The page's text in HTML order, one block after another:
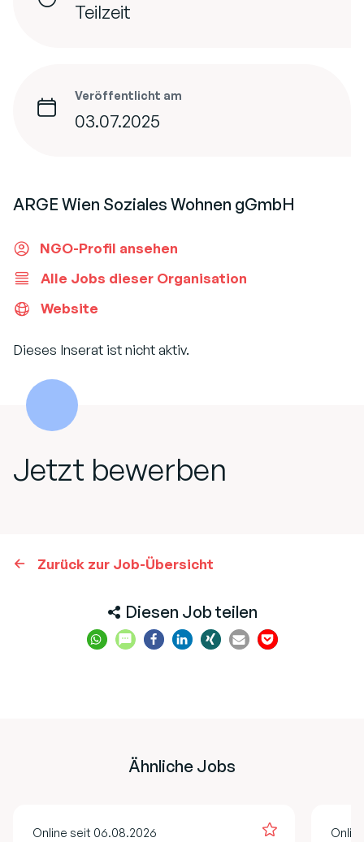
Teilzeit
Veröffentlicht am
03.07.2025
ARGE Wien Soziales Wohnen gGmbH
NGO-Profil ansehen
Alle Jobs dieser Organisation
Website
Dieses Inserat ist nicht aktiv.
Jetzt bewerben
Zurück zur Job-Übersicht
Diesen Job teilen
Ähnliche Jobs
Online seit 06.08.2026